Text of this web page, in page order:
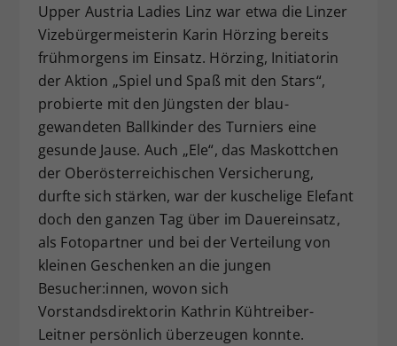
Upper Austria Ladies Linz war etwa die Linzer
Vizebürgermeisterin Karin Hörzing bereits
frühmorgens im Einsatz. Hörzing, Initiatorin
der Aktion „Spiel und Spaß mit den Stars“,
probierte mit den Jüngsten der blau-
gewandeten Ballkinder des Turniers eine
gesunde Jause. Auch „Ele“, das Maskottchen
der Oberösterreichischen Versicherung,
durfte sich stärken, war der kuschelige Elefant
doch den ganzen Tag über im Dauereinsatz,
als Fotopartner und bei der Verteilung von
kleinen Geschenken an die jungen
Besucher:innen, wovon sich
Vorstandsdirektorin Kathrin Kühtreiber-
Leitner persönlich überzeugen konnte.